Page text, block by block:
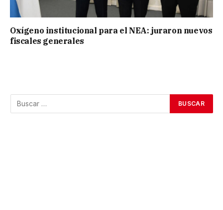
Oxígeno institucional para el NEA: juraron nuevos
fiscales generales